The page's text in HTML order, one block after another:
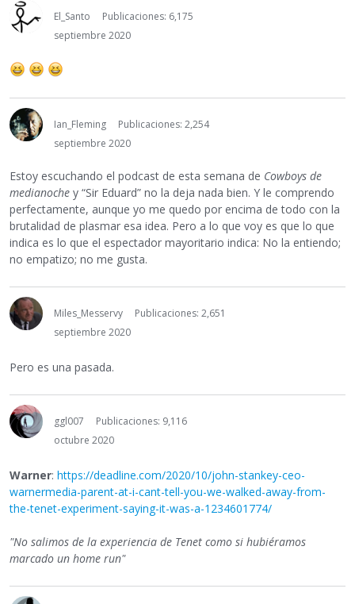
El_Santo
Publicaciones: 6,175
septiembre 2020
Ian_Fleming
Publicaciones: 2,254
septiembre 2020
Estoy escuchando el podcast de esta semana de Cowboys de
medianoche y “Sir Eduard” no la deja nada bien. Y le comprendo
perfectamente, aunque yo me quedo por encima de todo con la
brutalidad de plasmar esa idea. Pero a lo que voy es que lo que
indica es lo que el espectador mayoritario indica: No la entiendo;
no empatizo; no me gusta.
Miles_Messervy
Publicaciones: 2,651
septiembre 2020
Pero es una pasada.
ggl007
Publicaciones: 9,116
octubre 2020
Warner: https://deadline.com/2020/10/john-stankey-ceo-
warnermedia-parent-at-i-cant-tell-you-we-walked-away-from-
the-tenet-experiment-saying-it-was-a-1234601774/
"No salimos de la experiencia de Tenet como si hubiéramos
marcado un home run"